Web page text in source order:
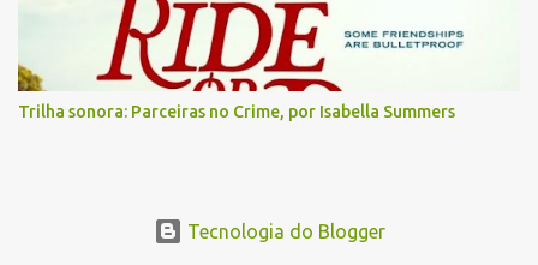
Trilha sonora: Parceiras no Crime, por Isabella Summers
Tecnologia do Blogger